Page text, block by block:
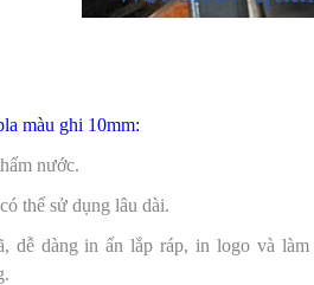
màu ghi 10mm:
nước.
thể sử dụng lâu dài.
dễ dàng in ấn lắp ráp, in logo và làm